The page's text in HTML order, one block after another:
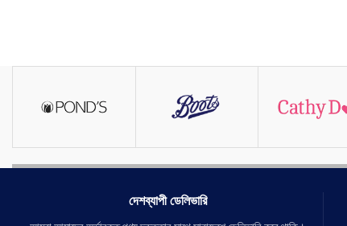
দেশব্যাপী ডেলিভারি